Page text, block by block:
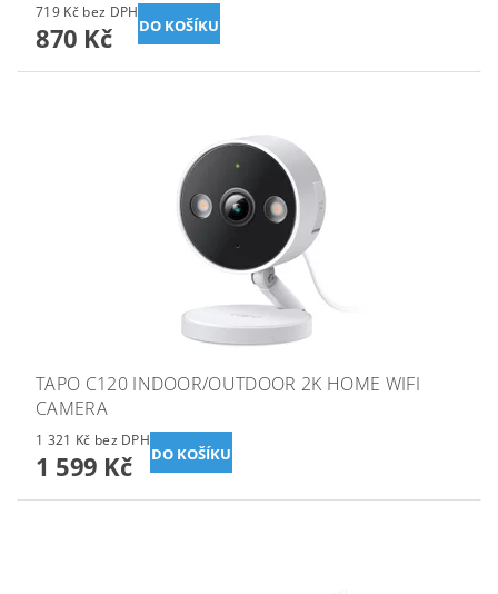
719 Kč bez DPH
870 Kč
TAPO C120 INDOOR/OUTDOOR 2K HOME WIFI
CAMERA
1 321 Kč bez DPH
1 599 Kč